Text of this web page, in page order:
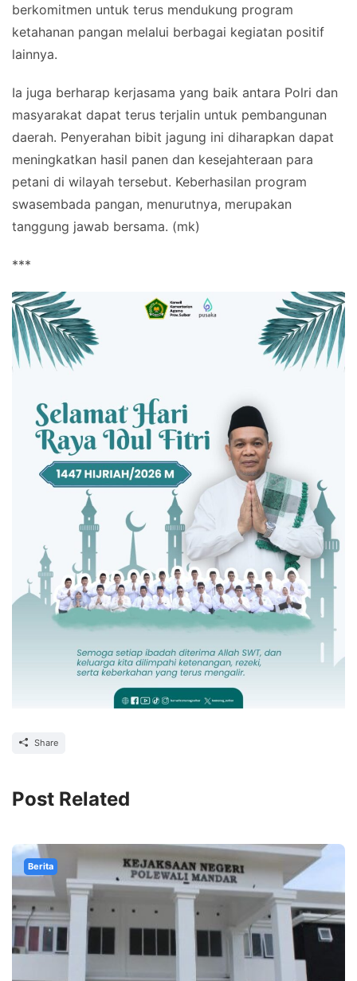
berkomitmen untuk terus mendukung program
ketahanan pangan melalui berbagai kegiatan positif
lainnya.
Ia juga berharap kerjasama yang baik antara Polri dan
masyarakat dapat terus terjalin untuk pembangunan
daerah. Penyerahan bibit jagung ini diharapkan dapat
meningkatkan hasil panen dan kesejahteraan para
petani di wilayah tersebut. Keberhasilan program
swasembada pangan, menurutnya, merupakan
tanggung jawab bersama. (mk)
***
Share
Post Related
Berita